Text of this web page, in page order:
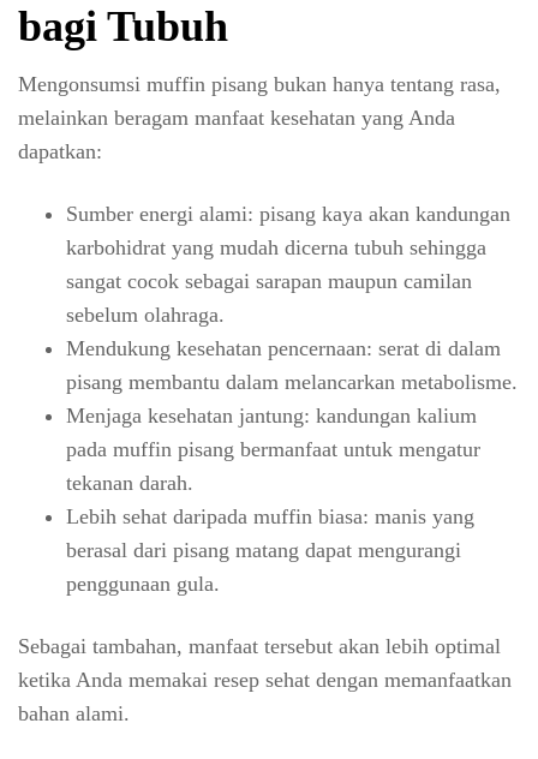
bagi Tubuh
Mengonsumsi muffin pisang bukan hanya tentang rasa,
melainkan beragam manfaat kesehatan yang Anda
dapatkan:
Sumber energi alami: pisang kaya akan kandungan
karbohidrat yang mudah dicerna tubuh sehingga
sangat cocok sebagai sarapan maupun camilan
sebelum olahraga.
Mendukung kesehatan pencernaan: serat di dalam
pisang membantu dalam melancarkan metabolisme.
Menjaga kesehatan jantung: kandungan kalium
pada muffin pisang bermanfaat untuk mengatur
tekanan darah.
Lebih sehat daripada muffin biasa: manis yang
berasal dari pisang matang dapat mengurangi
penggunaan gula.
Sebagai tambahan, manfaat tersebut akan lebih optimal
ketika Anda memakai resep sehat dengan memanfaatkan
bahan alami.